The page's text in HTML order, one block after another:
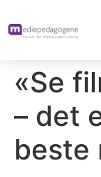
«Se
– det
beste